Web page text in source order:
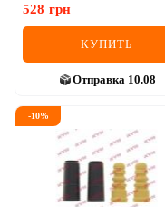
LEXUS
LINCOLN
MERCEDES-BENZ
528 грн
КУПИТЬ
Отправка 10.08
-10%